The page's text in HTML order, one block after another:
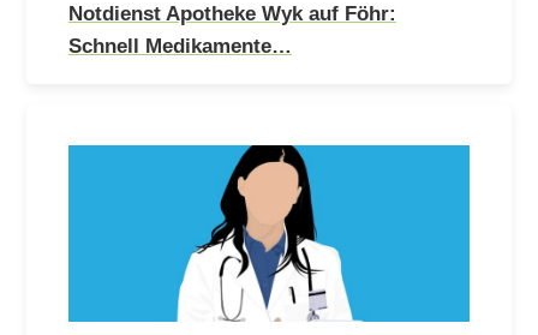
Notdienst Apotheke Wyk auf Föhr:
Schnell Medikamente…